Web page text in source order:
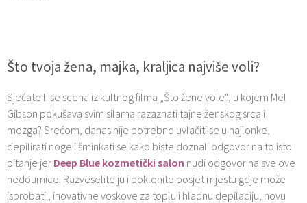
Što tvoja žena, majka, kraljica najviše voli?
Sjećate li se scena iz kultnog filma „Što žene vole“, u kojem Mel
Gibson pokušava svim silama razaznati tajne ženskog srca i
mozga? Srećom, danas nije potrebno uvlačiti se u najlonke,
depilirati noge i šminkati se kako biste doznali odgovor na to isto
pitanje jer Deep Blue kozmetički salon nudi odgovor na sve ove
nedoumice. Razveselite ju i poklonite posjet mjestu gdje može
isprobati , inovativne voskove za toplu i hladnu depilaciju, novu